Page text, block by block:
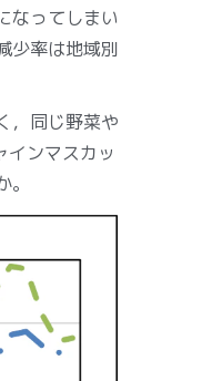
なってしまい
少率は地域別
，同じ野菜や
ンマスカッ